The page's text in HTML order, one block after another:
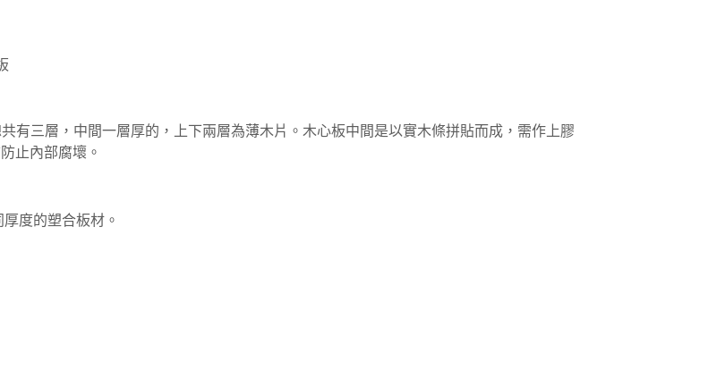
有三層，中間一層厚的，上下兩層為薄木片。木心板中間是以實木條拼貼而成，需作上膠
止內部腐壞。
度的塑合板材。